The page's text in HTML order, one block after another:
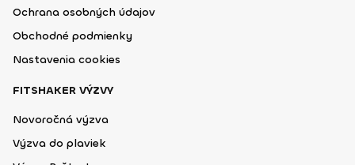
Ochrana osobných údajov
Obchodné podmienky
Nastavenia cookies
FITSHAKER VÝZVY
Novoročná výzva
Výzva do plaviek